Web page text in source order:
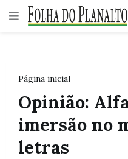
Página inicial
Opinião:
imersão no
letras